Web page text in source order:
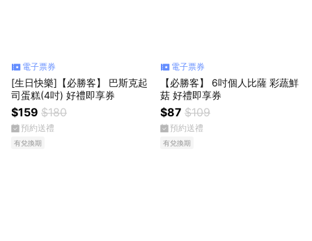
電子票券
[生日快樂]【必勝客】 巴斯克起
司蛋糕(4吋) 好禮即享券
$159 $180
預約送禮
有兌換期
電子票券
【必勝客】 6吋個人比薩 彩蔬鮮
菇 好禮即享券
$87 $109
預約送禮
有兌換期